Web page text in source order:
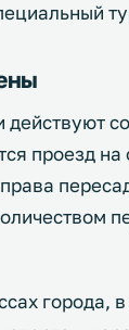
проезд
города,